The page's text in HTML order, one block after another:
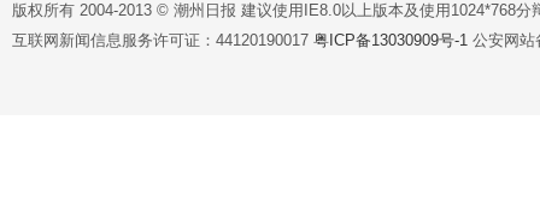
版权所有 2004-2013 © 潮州日报 建议使用IE8.0以上版本及使用1024*768分
互联网新闻信息服务许可证：44120190017 粤ICP备13030909号-1 公安网站